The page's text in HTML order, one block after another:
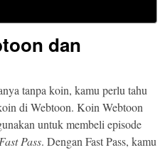
dan
tanpa koin, kamu perlu tahu
di Webtoon. Koin Webtoon
untuk membeli episode
Pass. Dengan Fast Pass, kamu